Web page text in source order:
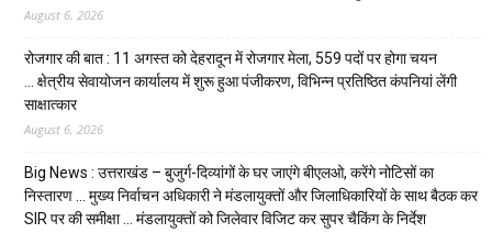
August 6, 2026
रोजगार की बात : 11 अगस्त को देहरादून में रोजगार मेला, 559 पदों पर होगा चयन
… क्षेत्रीय सेवायोजन कार्यालय में शुरू हुआ पंजीकरण, विभिन्न प्रतिष्ठित कंपनियां लेंगी
साक्षात्कार
August 6, 2026
Big News : उत्तराखंड – बुजुर्ग-दिव्यांगों के घर जाएंगे बीएलओ, करेंगे नोटिसों का
निस्तारण … मुख्य निर्वाचन अधिकारी ने मंडलायुक्तों और जिलाधिकारियों के साथ बैठक कर
SIR पर की समीक्षा … मंडलायुक्तों को जिलेवार विजिट कर सुपर चैकिंग के निर्देश